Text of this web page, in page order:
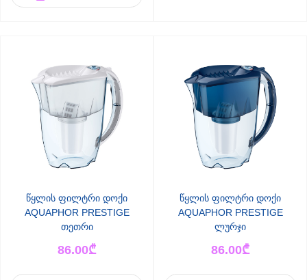
წყლის ფილტრი დოქი
AQUAPHOR PRESTIGE
თეთრი
86.00₾
წყლის ფილტრი დოქი
AQUAPHOR PRESTIGE
ლურჯი
86.00₾